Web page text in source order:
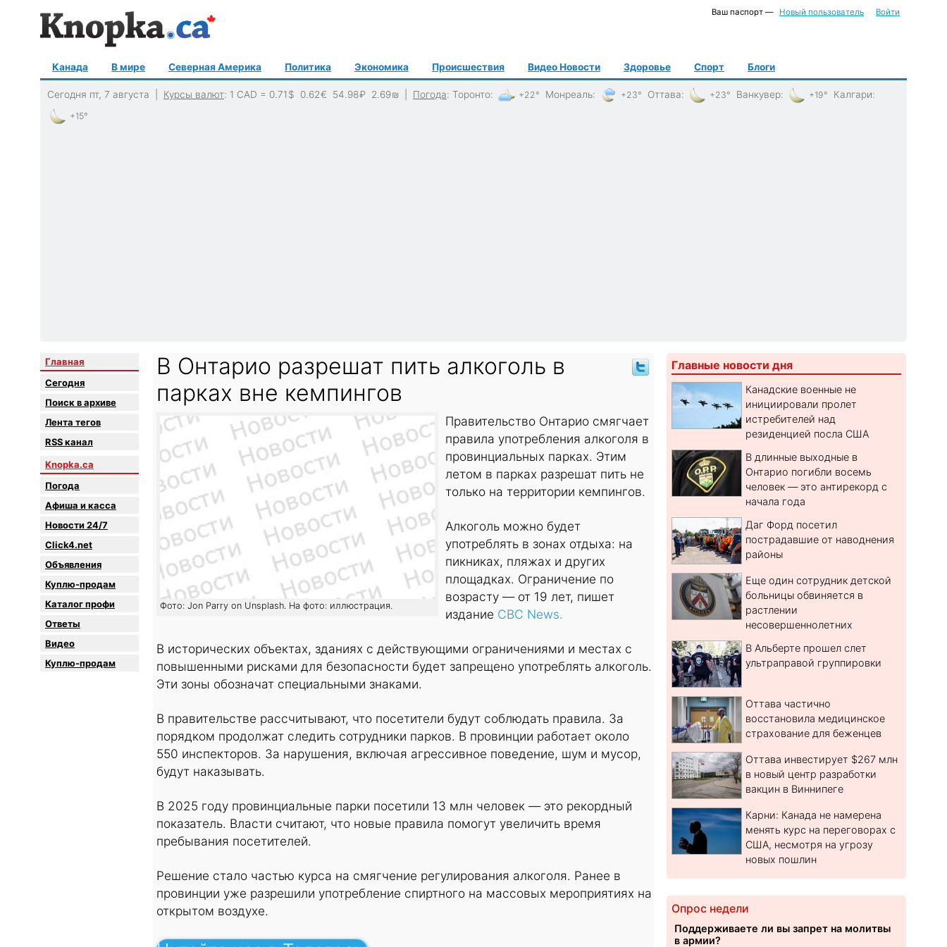
Ваш паспорт — Новый пользователь Войти
Канада В мире Северная Америка Политика Экономика Происшествия Видео Новости Здоровье Спорт Блоги
Сегодня пт, 7 августа | Курсы валют: 1 CAD = 0.71 $ 0.62€ 54.98₽ 2.69₪ Погода: Торонто: +22° Монреаль: +23° Оттава: +23° Ванкувер: +19° Калгари:
+15°
Главная
Сегодня
Поиск в архиве
Лента тегов
RSS канал
Knopka.ca
Погода
Афиша и касса
Новости 24/7
Click4.net
Объявления
Куплю-продам
Каталог профи
Oтветы
Видео
Куплю-продам
В Онтарио разрешат пить алкоголь в
парках вне кемпингов
Фото: Jon Parry on Unsplash. На фото: иллюстрация.
Правительство Онтарио смягчает
правила употребления алкоголя в
провинциальных парках. Этим
летом в парках разрешат пить не
только на территории кемпингов.
Алкоголь можно будет
употреблять в зонах отдыха: на
пикниках, пляжах и других
площадках. Ограничение по
возрасту — от 19 лет, пишет
издание CBC News.
В исторических объектах, зданиях с действующими ограничениями и местах с
повышенными рисками для безопасности будет запрещено употреблять алкоголь.
Эти зоны обозначат специальными знаками.
В правительстве рассчитывают, что посетители будут соблюдать правила. За
порядком продолжат следить сотрудники парков. В провинции работает около
550 инспекторов. За нарушения, включая агрессивное поведение, шум и мусор,
будут наказывать.
В 2025 году провинциальные парки посетили 13 млн человек — это рекордный
показатель. Власти считают, что новые правила помогут увеличить время
пребывания посетителей.
Решение стало частью курса на смягчение регулирования алкоголя. Ранее в
провинции уже разрешили употребление спиртного на массовых мероприятиях на
открытом воздухе.
Главные новости дня
Канадские военные не
инициировали пролет
истребителей над
резиденцией посла США
В длинные выходные в
Онтарио погибли восемь
человек — это антирекорд с
начала года
Даг Форд посетил
пострадавшие от наводнения
районы
Еще один сотрудник детской
больницы обвиняется в
растлении
несовершеннолетних
В Альберте прошел слет
ультраправой группировки
Оттава частично
восстановила медицинское
страхование для беженцев
Оттава инвестирует $267 млн
в новый центр разработки
вакцин в Виннипеге
Карни: Канада не намерена
менять курс на переговорах с
США, несмотря на угрозу
новых пошлин
Опрос недели
Поддерживаете ли вы запрет на молитвы
в армии?